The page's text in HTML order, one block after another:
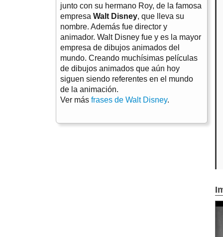
junto con su hermano Roy, de la famosa
empresa Walt Disney, que lleva su
nombre. Además fue director y
animador. Walt Disney fue y es la mayor
empresa de dibujos animados del
mundo. Creando muchísimas películas
de dibujos animados que aún hoy
siguen siendo referentes en el mundo
de la animación.
Ver más frases de Walt Disney.